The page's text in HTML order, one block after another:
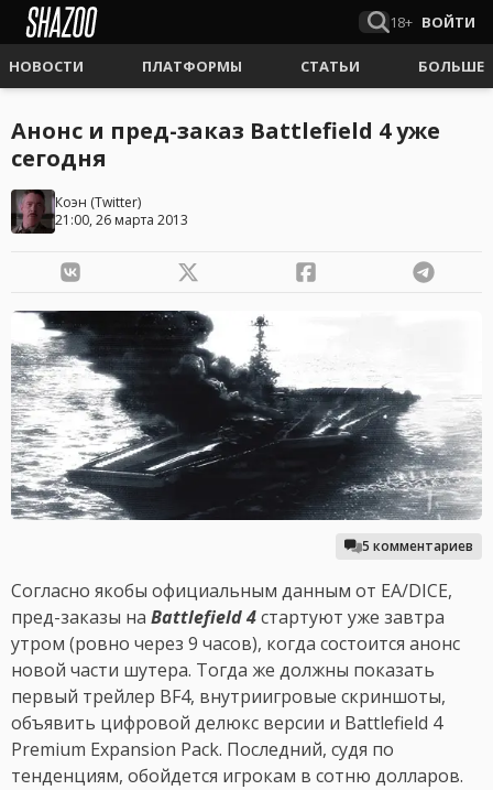
18+ ВОЙТИ
НОВОСТИ ПЛАТФОРМЫ СТАТЬИ БОЛЬШЕ
Анонс и пред-заказ Battlefield 4 уже
сегодня
Коэн (Twitter)
21:00, 26 марта 2013
5 комментариев
Согласно якобы официальным данным от EA/DICE,
пред-заказы на Battlefield 4стартуют уже завтра
утром (ровно через 9 часов), когда состоится анонс
новой части шутера. Тогда же должны показать
первый трейлер BF4, внутриигровые скриншоты,
объявить цифровой делюкс версии и Battlefield 4
Premium Expansion Pack. Последний, судя по
тенденциям, обойдется игрокам в сотню долларов.